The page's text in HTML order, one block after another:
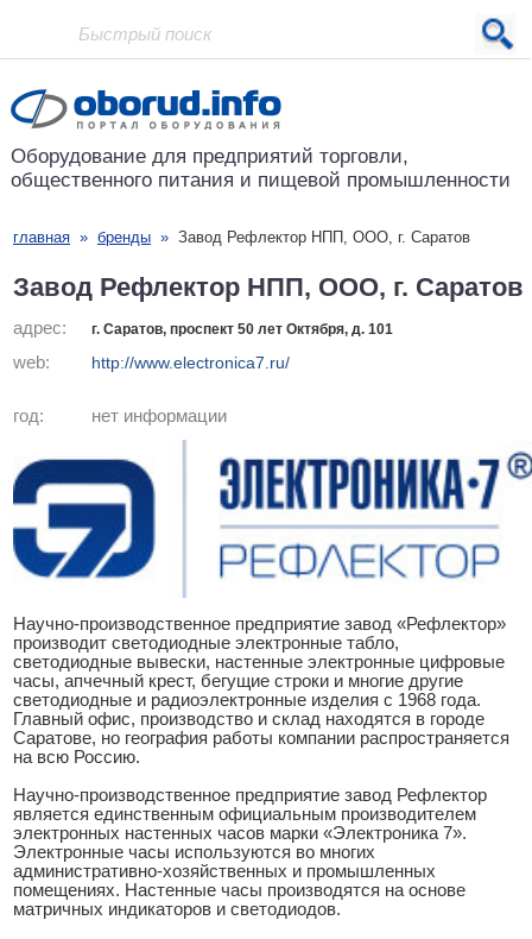
Проект основан в 2001 году
Оборудование для предприятий торговли,
общественного питания и пищевой промышленности
главная » бренды » Завод Рефлектор НПП, ООО, г. Саратов
Завод Рефлектор НПП, ООО, г. Саратов
адрес: г. Саратов, проспект 50 лет Октября, д. 101
web: http://www.electronica7.ru/
год: нет информации
Научно-производственное предприятие завод «Рефлектор»
производит светодиодные электронные табло,
светодиодные вывески, настенные электронные цифровые
часы, апчечный крест, бегущие строки и многие другие
светодиодные и радиоэлектронные изделия с 1968 года.
Главный офис, производство и склад находятся в городе
Саратове, но география работы компании распространяется
на всю Россию.
Научно-производственное предприятие завод Рефлектор
является единственным официальным производителем
электронных настенных часов марки «Электроника 7».
Электронные часы используются во многих
административно-хозяйственных и промышленных
помещениях. Настенные часы производятся на основе
матричных индикаторов и светодиодов.